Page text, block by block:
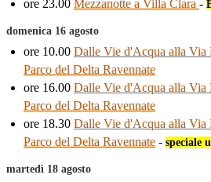
ore 23.00 Mezzanotte a Villa Clara -
domenica 16 agosto
ore 10.00 Dalle Vie d'Acqua alla Via
Parco del Delta Ravennate
ore 16.00 Dalle Vie d'Acqua alla Via
Parco del Delta Ravennate
ore 18.30 Dalle Vie d'Acqua alla Via
Parco del Delta Ravennate - speciale
martedì 18 agosto